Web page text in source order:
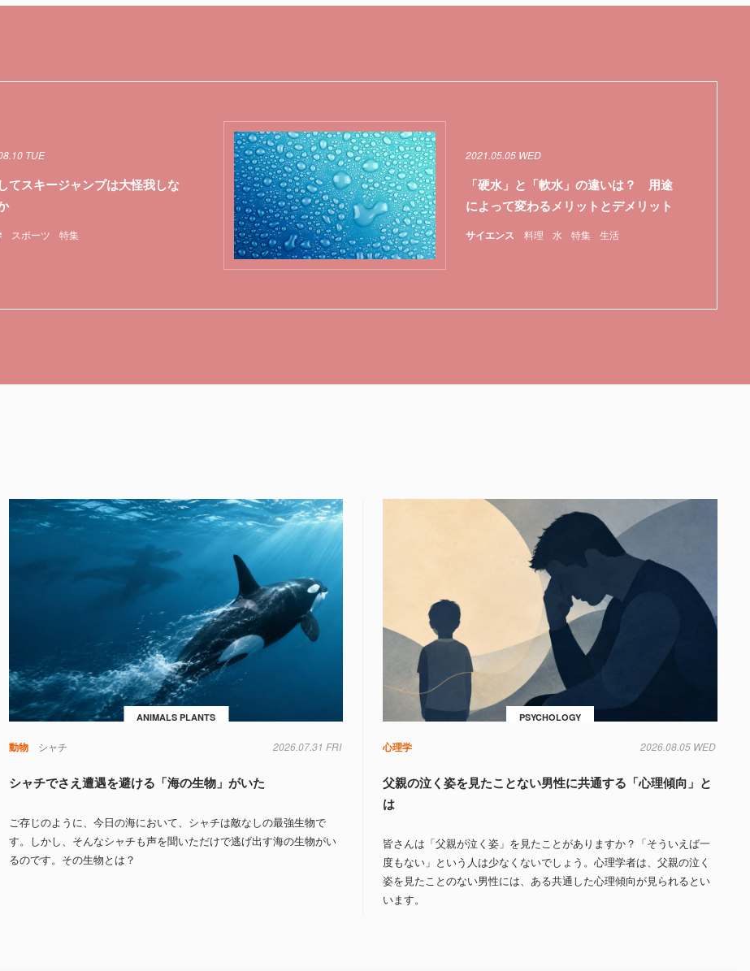
スポーツ 特集
TUE
てスキージャンプは大怪我しな
サイエンス 料理 水 特集 生活
2021.05.05 WED
「硬水」と「軟水」の違いは？ 用途
によって変わるメリットとデメリット
ANIMALS PLANTS
動物 シャチ 2026.07.31 FRI
シャチでさえ遭遇を避ける「海の生物」がいた
ご存じのように、今日の海において、シャチは敵なしの最強生物で
す。しかし、そんなシャチも声を聞いただけで逃げ出す海の生物がい
るのです。その生物とは？
PSYCHOLOGY
心理学 2026.08.05 WED
父親の泣く姿を見たことない男性に共通する「心理傾向」と
は
皆さんは「父親が泣く姿」を見たことがありますか？「そういえば一
度もない」という人は少なくないでしょう。心理学者は、父親の泣く
姿を見たことのない男性には、ある共通した心理傾向が見られるとい
います。